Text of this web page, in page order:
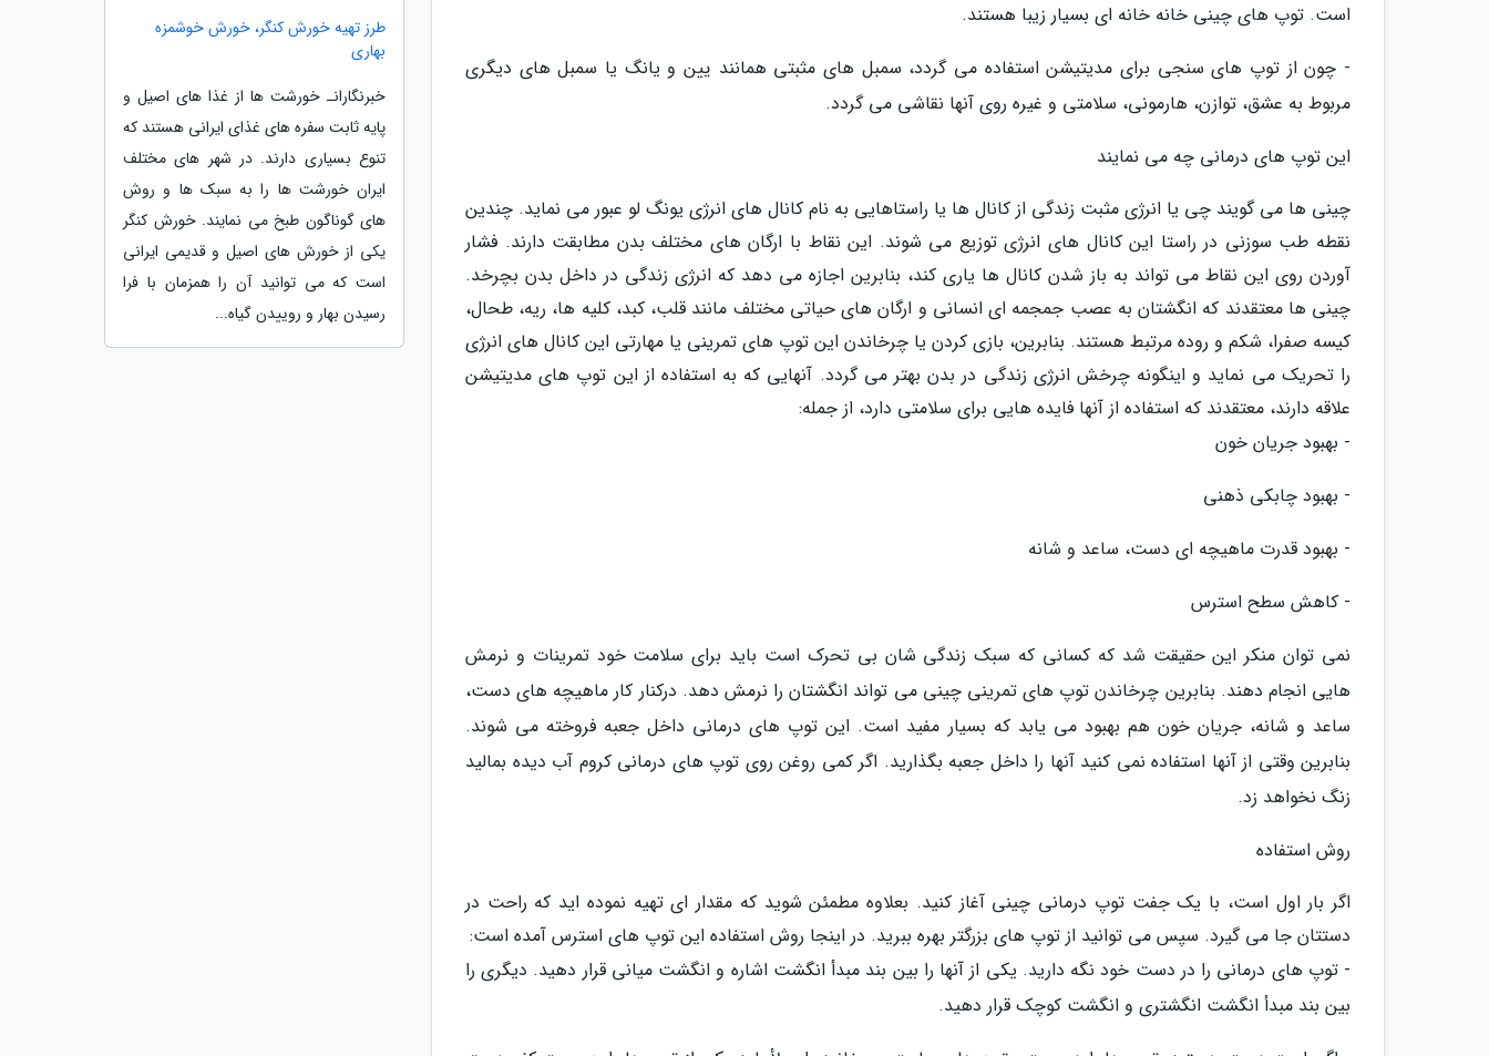
است. توپ های چینی خانه خانه ای بسیار زیبا هستند.
- چون از توپ های سنجی برای مدیتیشن استفاده می گردد، سمبل های مثبتی همانند یین و یانگ یا سمبل های دیگری
مربوط به عشق، توازن، هارمونی، سلامتی و غیره روی آنها نقاشی می گردد.
این توپ های درمانی چه می نمایند
چینی ها می گویند چی یا انرژی مثبت زندگی از کانال ها یا راستاهایی به نام کانال های انرژی یونگ لو عبور می نماید. چندین
نقطه طب سوزنی در راستا این کانال های انرژی توزیع می شوند. این نقاط با ارگان های مختلف بدن مطابقت دارند. فشار
آوردن روی این نقاط می تواند به باز شدن کانال ها یاری کند، بنابرین اجازه می دهد که انرژی زندگی در داخل بدن بچرخد.
چینی ها معتقدند که انگشتان به عصب جمجمه ای انسانی و ارگان های حیاتی مختلف مانند قلب، کبد، کلیه ها، ریه، طحال،
کیسه صفرا، شکم و روده مرتبط هستند. بنابرین، بازی کردن یا چرخاندن این توپ های تمرینی یا مهارتی این کانال های انرژی
را تحریک می نماید و اینگونه چرخش انرژی زندگی در بدن بهتر می گردد. آنهایی که به استفاده از این توپ های مدیتیشن
علاقه دارند، معتقدند که استفاده از آنها فایده هایی برای سلامتی دارد، از جمله:
- بهبود جریان خون
- بهبود چابکی ذهنی
- بهبود قدرت ماهیچه ای دست، ساعد و شانه
- کاهش سطح استرس
نمی توان منکر این حقیقت شد که کسانی که سبک زندگی شان بی تحرک است باید برای سلامت خود تمرینات و نرمش
هایی انجام دهند. بنابرین چرخاندن توپ های تمرینی چینی می تواند انگشتان را نرمش دهد. درکنار کار ماهیچه های دست،
ساعد و شانه، جریان خون هم بهبود می یابد که بسیار مفید است. این توپ های درمانی داخل جعبه فروخته می شوند.
بنابرین وقتی از آنها استفاده نمی کنید آنها را داخل جعبه بگذارید. اگر کمی روغن روی توپ های درمانی کروم آب دیده بمالید
زنگ نخواهد زد.
روش استفاده
اگر بار اول است، با یک جفت توپ درمانی چینی آغاز کنید. بعلاوه مطمئن شوید که مقدار ای تهیه نموده اید که راحت در
دستتان جا می گیرد. سپس می توانید از توپ های بزرگتر بهره ببرید. در اینجا روش استفاده این توپ های استرس آمده است:
- توپ های درمانی را در دست خود نگه دارید. یکی از آنها را بین بند مبدأ انگشت اشاره و انگشت میانی قرار دهید. دیگری را
بین بند مبدأ انگشت انگشتری و انگشت کوچک قرار دهید.
طرز تهیه خورش کنگر، خورش خوشمزه
بهاری
خبرنگارانـ خورشت ها از غذا های اصیل و
پایه ثابت سفره های غذای ایرانی هستند که
تنوع بسیاری دارند. در شهر های مختلف
ایران خورشت ها را به سبک ها و روش
های گوناگون طبخ می نمایند. خورش کنگر
یکی از خورش های اصیل و قدیمی ایرانی
است که می توانید آن را همزمان با فرا
رسیدن بهار و روییدن گیاه...